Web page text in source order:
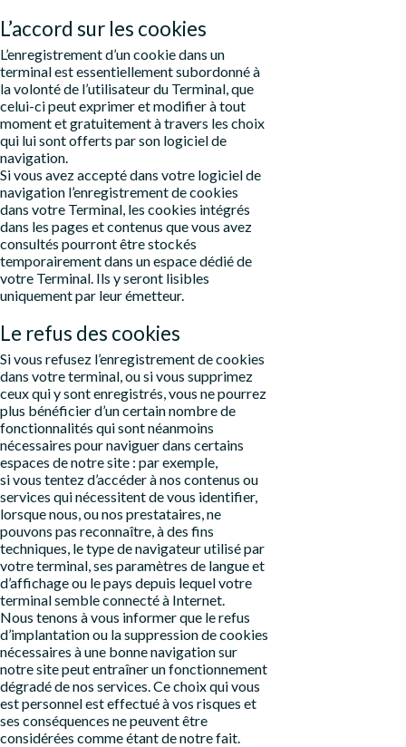
L’accord sur les cookies
L’enregistrement d’un cookie dans un
terminal est essentiellement subordonné à
la volonté de l’utilisateur du Terminal, que
celui-ci peut exprimer et modifier à tout
moment et gratuitement à travers les choix
qui lui sont offerts par son logiciel de
navigation.
Si vous avez accepté dans votre logiciel de
navigation l’enregistrement de cookies
dans votre Terminal, les cookies intégrés
dans les pages et contenus que vous avez
consultés pourront être stockés
temporairement dans un espace dédié de
votre Terminal. Ils y seront lisibles
uniquement par leur émetteur.
Le refus des cookies
Si vous refusez l’enregistrement de cookies
dans votre terminal, ou si vous supprimez
ceux qui y sont enregistrés, vous ne pourrez
plus bénéficier d’un certain nombre de
fonctionnalités qui sont néanmoins
nécessaires pour naviguer dans certains
espaces de notre site : par exemple,
si vous tentez d’accéder à nos contenus ou
services qui nécessitent de vous identifier,
lorsque nous, ou nos prestataires, ne
pouvons pas reconnaître, à des fins
techniques, le type de navigateur utilisé par
votre terminal, ses paramètres de langue et
d’affichage ou le pays depuis lequel votre
terminal semble connecté à Internet.
Nous tenons à vous informer que le refus
d’implantation ou la suppression de cookies
nécessaires à une bonne navigation sur
notre site peut entraîner un fonctionnement
dégradé de nos services. Ce choix qui vous
est personnel est effectué à vos risques et
ses conséquences ne peuvent être
considérées comme étant de notre fait.